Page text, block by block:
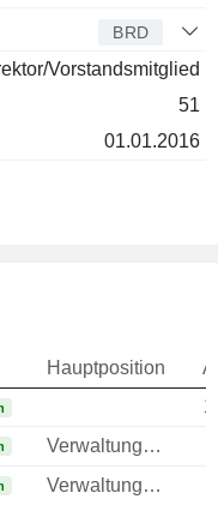
BRD
Vorstandsmitglied
51
01.01.2016
Hauptposition
Verwaltungsratsmitglied
Verwaltungsratsmitglied